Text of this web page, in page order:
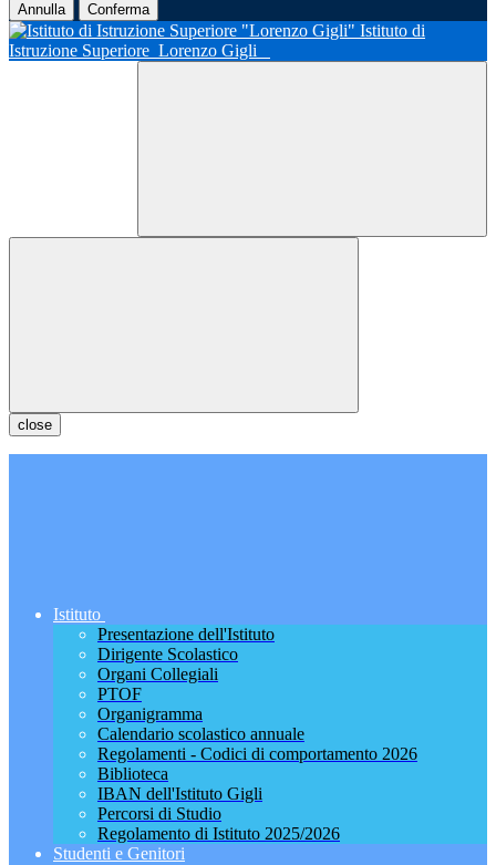
Annulla Conferma
Istituto di
Istruzione Superiore Lorenzo Gigli
close
Istituto
Presentazione dell'Istituto
Dirigente Scolastico
Organi Collegiali
PTOF
Organigramma
Calendario scolastico annuale
Regolamenti - Codici di comportamento 2026
Biblioteca
IBAN dell'Istituto Gigli
Percorsi di Studio
Regolamento di Istituto 2025/2026
Studenti e Genitori